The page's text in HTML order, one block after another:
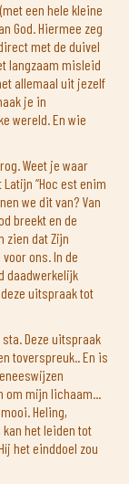
een hele kleine
God. Hiermee zeg
met de duivel
langzaam misleid
allemaal uit jezelf
je in
wereld. En wie
Weet je waar
“Hoc est enim
we dit van? Van
breekt en de
zien dat Zijn
ons. In de
daadwerkelijk
uitspraak tot
Deze uitspraak
toverspreuk.. En is
om mijn lichaam...
Heling,
het leiden tot
het einddoel zou